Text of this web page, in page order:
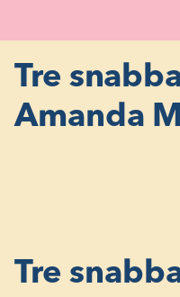
Tre
Amanda
Tre